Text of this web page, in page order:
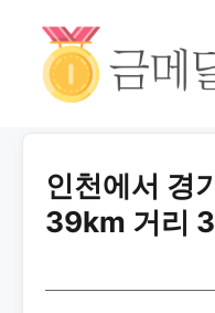
인천에서 경
39km 거리